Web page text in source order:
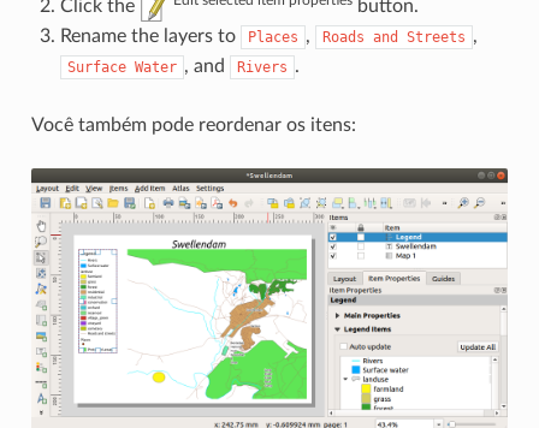
Click the
button.
Rename the layers to
Places , Roads and Streets ,
Surface Water , and Rivers .
Você também pode reordenar os itens: